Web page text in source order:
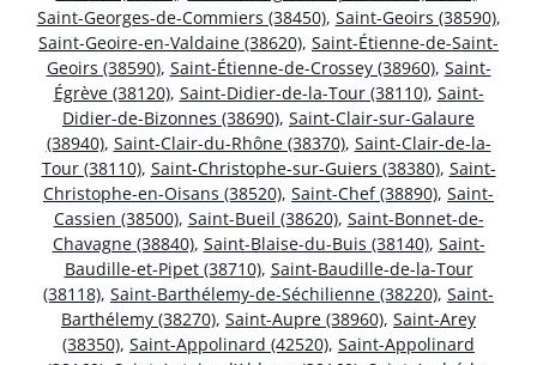
Saint-Georges-de-Commiers (38450), Saint-Geoirs (38590),
Saint-Geoire-en-Valdaine (38620), Saint-Étienne-de-Saint-
Geoirs (38590), Saint-Étienne-de-Crossey (38960), Saint-
Égrève (38120), Saint-Didier-de-la-Tour (38110), Saint-
Didier-de-Bizonnes (38690), Saint-Clair-sur-Galaure
(38940), Saint-Clair-du-Rhône (38370), Saint-Clair-de-la-
Tour (38110), Saint-Christophe-sur-Guiers (38380), Saint-
Christophe-en-Oisans (38520), Saint-Chef (38890), Saint-
Cassien (38500), Saint-Bueil (38620), Saint-Bonnet-de-
Chavagne (38840), Saint-Blaise-du-Buis (38140), Saint-
Baudille-et-Pipet (38710), Saint-Baudille-de-la-Tour
(38118), Saint-Barthélemy-de-Séchilienne (38220), Saint-
Barthélemy (38270), Saint-Aupre (38960), Saint-Arey
(38350), Saint-Appolinard (42520), Saint-Appolinard